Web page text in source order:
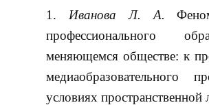
Иванова Л. А.
профессионального
меняющемся обществе: к
медиаобразовательного
условиях пространственной